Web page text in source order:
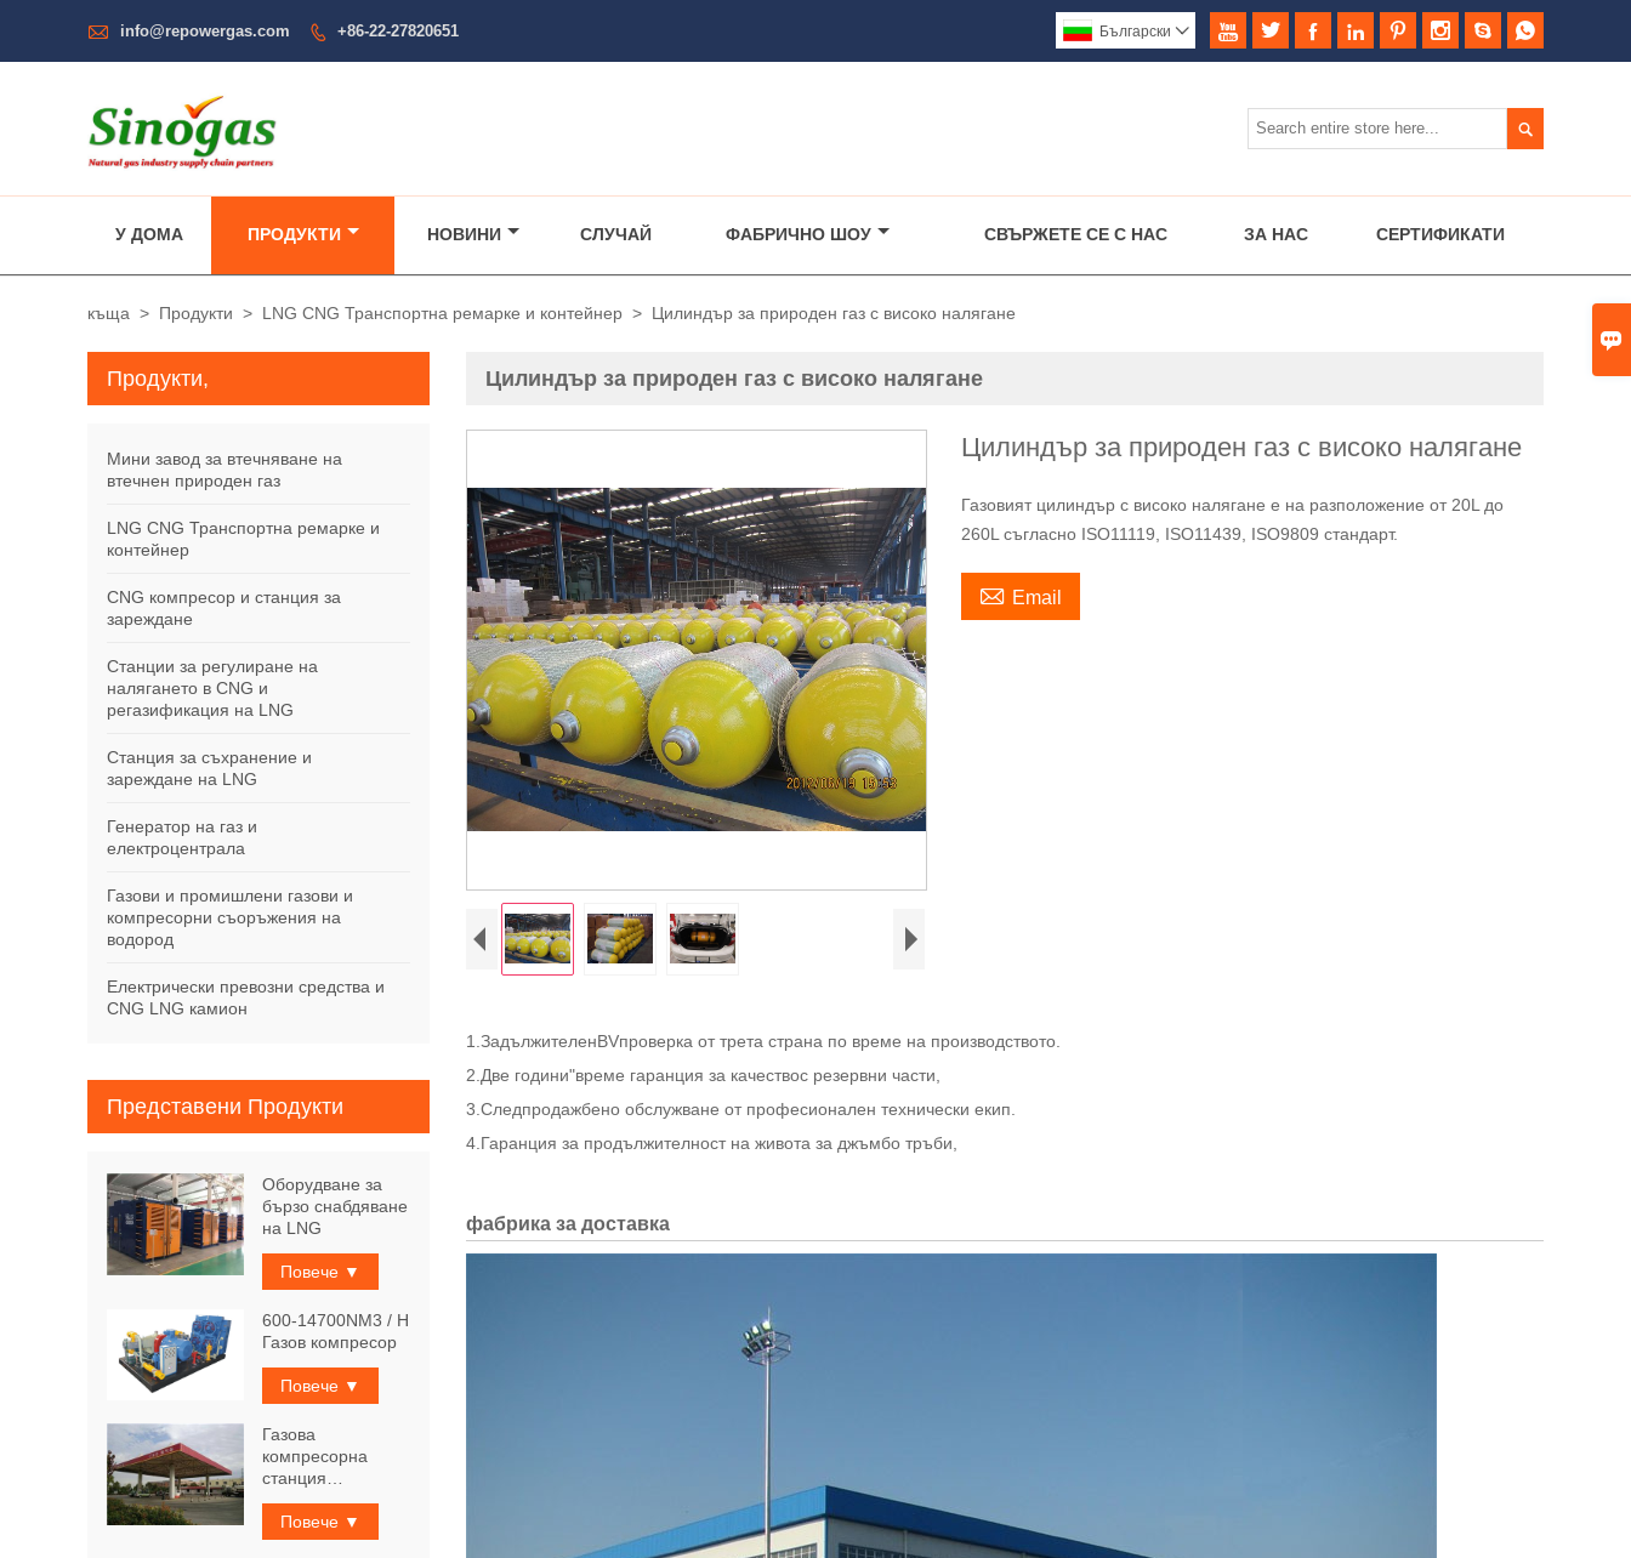

 info@repowergas.com  +86-22-27820651        
Български 

У ДОМА ПРОДУКТИ НОВИНИ СЛУЧАЙ ФАБРИЧНО ШОУ СВЪРЖЕТЕ СЕ С НАС ЗА НАС СЕРТИФИКАТИ
къща > Продукти > LNG CNG Транспортна ремарке и контейнер > Цилиндър за природен газ с високо налягане
Цилиндър за природен газ с високо налягане
Цилиндър за природен газ с високо налягане
Газовият цилиндър с високо налягане е на разположение от 20L до
260L съгласно ISO11119, ISO11439, ISO9809 стандарт.
 Email
1. ЗадължителенBVпроверка от трета страна по време на производството.
2. Две години"време гаранция за качествос резервни части
3. Следпродажбено обслужване от професионален технически екип.
4. Гаранция за продължителност на живота за джъмбо тръби
фабрика за доставка
Продукти,
Мини завод за втечняване на
втечнен природен газ
LNG CNG Транспортна ремарке и
контейнер
CNG компресор и станция за
зареждане
Станции за регулиране на
налягането в CNG и
регазификация на LNG
Станция за съхранение и
зареждане на LNG
Генератор на газ и
електроцентрала
Газови и промишлени газови и
компресорни съоръжения на
водород
Електрически превозни средства и
CNG LNG камион
Представени Продукти
Оборудване за
бързо снабдяване
на LNG
Повече ▼
600-14700NM3 / H
Газов компресор
Повече ▼
Газова
компресорна
станция
Физически
Повече ▼